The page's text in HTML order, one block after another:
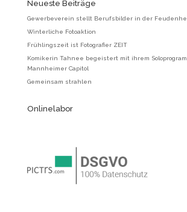
Neueste Beiträge
Gewerbeverein stellt Berufsbilder in der
Winterliche Fotoaktion
Frühlingszeit ist Fotografier ZEIT
Komikerin Tahnee begeistert mit ihrem
Mannheimer Capitol
Gemeinsam strahlen
Onlinelabor